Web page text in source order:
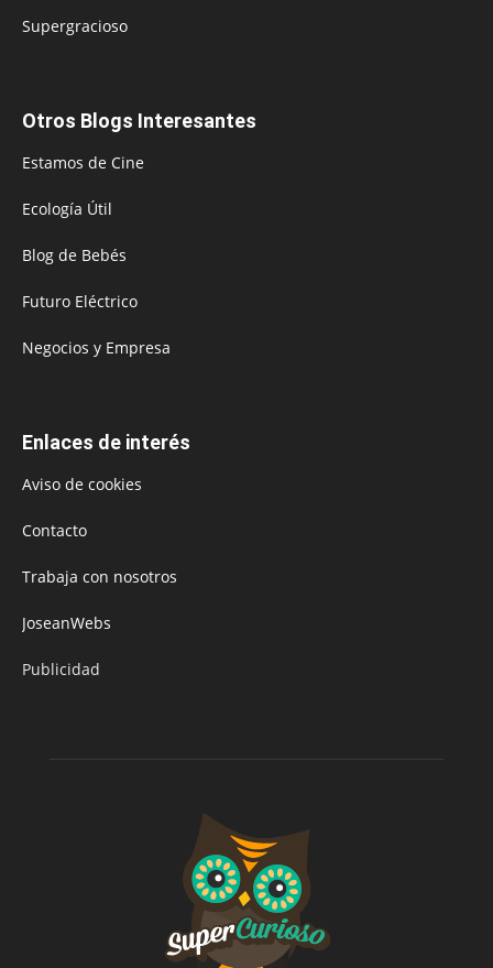
Supergracioso
Otros Blogs Interesantes
Estamos de Cine
Ecología Útil
Blog de Bebés
Futuro Eléctrico
Negocios y Empresa
Enlaces de interés
Aviso de cookies
Contacto
Trabaja con nosotros
JoseanWebs
Publicidad